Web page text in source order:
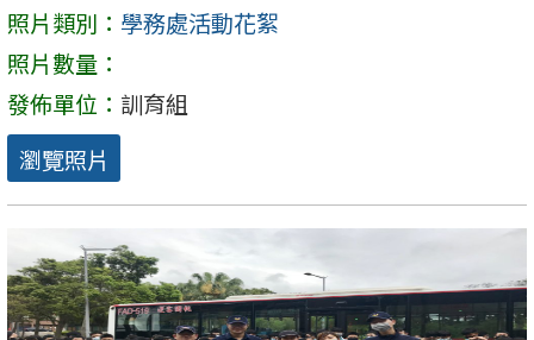
照片類別： 學務處活動花絮
照片數量：
發佈單位： 訓育組
瀏覽照片